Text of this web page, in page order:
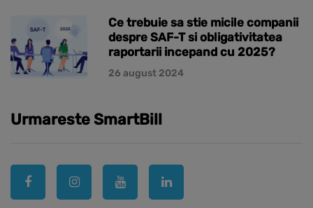
Ce trebuie sa stie micile companii
despre SAF-T si obligativitatea
raportarii incepand cu 2025?
26 august 2024
Urmareste SmartBill